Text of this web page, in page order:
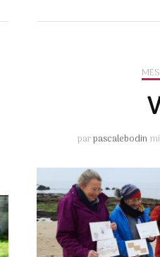
parpascalebodin